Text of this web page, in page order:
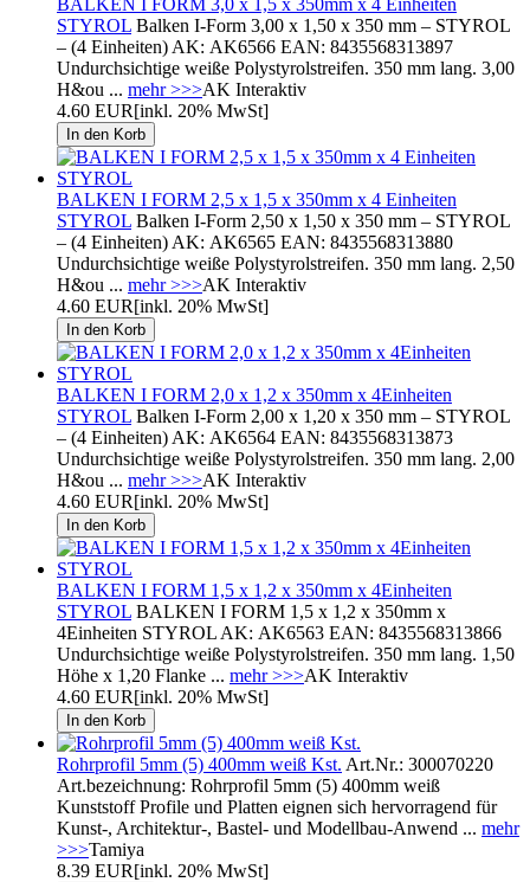
STYROL Balken I-Form 3,00 x 1,50 x 350 mm – STYROL
– (4 Einheiten) AK: AK6566 EAN: 8435568313897
Undurchsichtige weiße Polystyrolstreifen. 350 mm lang. 3,00
H&ou ... mehr >>>AK Interaktiv
4.60 EUR[inkl. 20% MwSt]
BALKEN I FORM 2,5 x 1,5 x 350mm x 4 Einheiten
STYROL Balken I-Form 2,50 x 1,50 x 350 mm – STYROL
– (4 Einheiten) AK: AK6565 EAN: 8435568313880
Undurchsichtige weiße Polystyrolstreifen. 350 mm lang. 2,50
H&ou ... mehr >>>AK Interaktiv
4.60 EUR[inkl. 20% MwSt]
BALKEN I FORM 2,0 x 1,2 x 350mm x 4Einheiten
STYROL Balken I-Form 2,00 x 1,20 x 350 mm – STYROL
– (4 Einheiten) AK: AK6564 EAN: 8435568313873
Undurchsichtige weiße Polystyrolstreifen. 350 mm lang. 2,00
H&ou ... mehr >>>AK Interaktiv
4.60 EUR[inkl. 20% MwSt]
BALKEN I FORM 1,5 x 1,2 x 350mm x 4Einheiten
STYROL BALKEN I FORM 1,5 x 1,2 x 350mm x
4Einheiten STYROL AK: AK6563 EAN: 8435568313866
Undurchsichtige weiße Polystyrolstreifen. 350 mm lang. 1,50
Höhe x 1,20 Flanke ... mehr >>>AK Interaktiv
4.60 EUR[inkl. 20% MwSt]
Rohrprofil 5mm (5) 400mm weiß Kst. Art.Nr.: 300070220
Art.bezeichnung: Rohrprofil 5mm (5) 400mm weiß
Kunststoff Profile und Platten eignen sich hervorragend für
Kunst-, Architektur-, Bastel- und Modellbau-Anwend ... mehr
>>>Tamiya
8.39 EUR[inkl. 20% MwSt]